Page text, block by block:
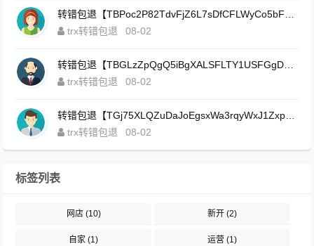
trx转错包退
08-02
trx转错包退
08-02
trx转错包退
08-02
标签列表
网店(10) 新开(2)
自家 (1) 运营 (1)